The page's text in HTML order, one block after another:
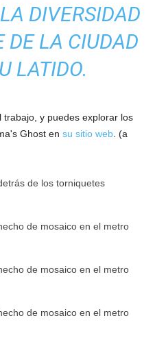
DIVERSIDAD
DE LA CIUDAD
LATIDO.
trabajo, y puedes explorar los
Ghost en su sitio web. (a